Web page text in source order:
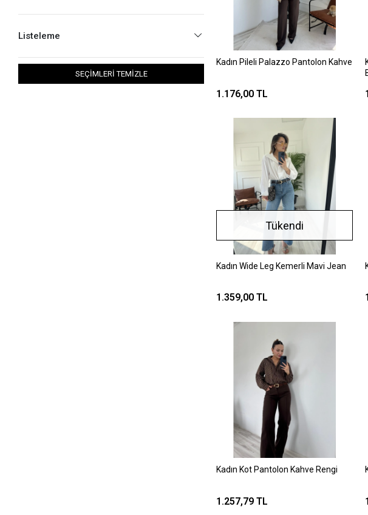
Listeleme
SEÇİMLERİ TEMİZLE
Kadın Pileli Palazzo Pantolon Kahve
1.176,00 TL
Tükendi
Kadın Wide Leg Kemerli Mavi Jean
1.359,00 TL
Kadın Kot Pantolon Kahve Rengi
1.257,79 TL